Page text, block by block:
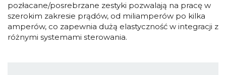
pozłacane/posrebrzane zestyki pozwalają na pracę w
szerokim zakresie prądów, od miliamperów po kilka
amperów, co zapewnia dużą elastyczność w integracji z
różnymi systemami sterowania.